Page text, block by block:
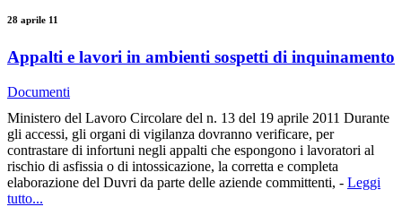
28 aprile 11
Appalti e lavori in ambienti sospetti di inquinamento
Documenti
Ministero del Lavoro Circolare del n. 13 del 19 aprile 2011 Durante
gli accessi, gli organi di vigilanza dovranno verificare, per
contrastare di infortuni negli appalti che espongono i lavoratori al
rischio di asfissia o di intossicazione, la corretta e completa
elaborazione del Duvri da parte delle aziende committenti, - Leggi
tutto...